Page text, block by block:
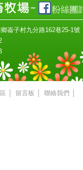
崙子村九分路162巷25-1號
留言板 聯絡我們